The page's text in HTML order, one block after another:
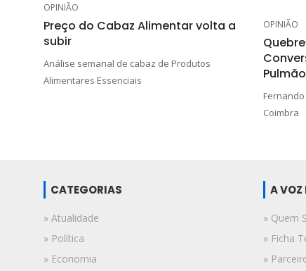
OPINIÃO
Preço do Cabaz Alimentar volta a
subir
Análise semanal de cabaz de Produtos
Alimentares Essenciais
OPINIÃO
Pulmão
Coimbra
CATEGORIAS
» Atualidade
» Política
» Economia
A VOZ
» Quem
» Ficha
»